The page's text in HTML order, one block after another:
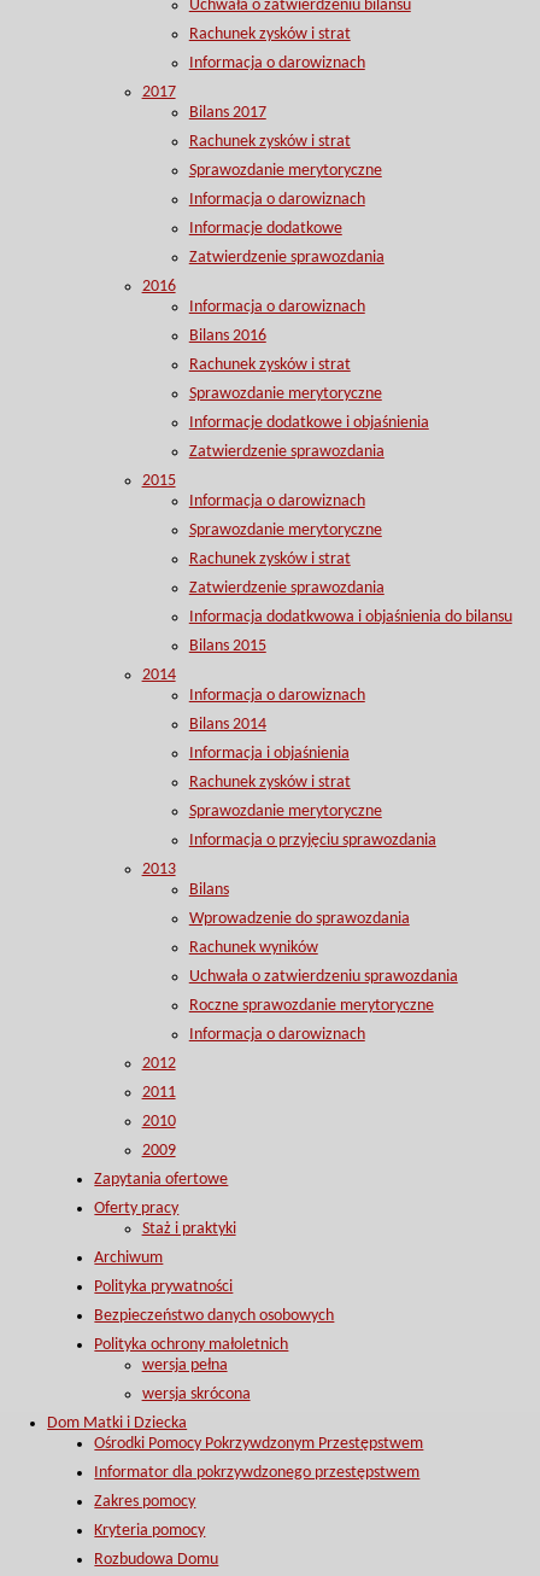
Uchwała o zatwierdzeniu bilansu
Rachunek zysków i strat
Informacja o darowiznach
2017
Bilans 2017
Rachunek zysków i strat
Sprawozdanie merytoryczne
Informacja o darowiznach
Informacje dodatkowe
Zatwierdzenie sprawozdania
2016
Informacja o darowiznach
Bilans 2016
Rachunek zysków i strat
Sprawozdanie merytoryczne
Informacje dodatkowe i objaśnienia
Zatwierdzenie sprawozdania
2015
Informacja o darowiznach
Sprawozdanie merytoryczne
Rachunek zysków i strat
Zatwierdzenie sprawozdania
Informacja dodatkwowa i objaśnienia do bilansu
Bilans 2015
2014
Informacja o darowiznach
Bilans 2014
Informacja i objaśnienia
Rachunek zysków i strat
Sprawozdanie merytoryczne
Informacja o przyjęciu sprawozdania
2013
Bilans
Wprowadzenie do sprawozdania
Rachunek wyników
Uchwała o zatwierdzeniu sprawozdania
Roczne sprawozdanie merytoryczne
Informacja o darowiznach
2012
2011
2010
2009
Zapytania ofertowe
Oferty pracy
Staż i praktyki
Archiwum
Polityka prywatności
Bezpieczeństwo danych osobowych
Polityka ochrony małoletnich
wersja pełna
wersja skrócona
Dom Matki i Dziecka
Ośrodki Pomocy Pokrzywdzonym Przestępstwem
Informator dla pokrzywdzonego przestępstwem
Zakres pomocy
Kryteria pomocy
Rozbudowa Domu